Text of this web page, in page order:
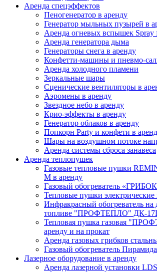
Аренда спецэффектов
Пеногенератор в аренду
Генератор мыльных пузырей в
Аренда огневых вспышек Spray
Аренда генератора дыма
Генераторы снега в аренду
Конфетти-машины и пневмо-
Аренда холодного пламени
Зеркальные шары
Сценические вентиляторы в
Аэромены в аренду
Звездное небо в аренду
Крио-эффекты в аренду
Генератор облаков в аренду
Попкорн Party и конфети в
Шары на воздушном потоке
Аренда cистемы сброса занавеса
Аренда теплопушек
Газовые тепловые пушки
M в аренду
Газовый обогреватель
Тепловые пушки электрические
Инфракрасный обогреватель на
топливе "ПРОФТЕПЛО" ДК-
Тепловая пушка газовая
аренду и на прокат
Аренда газовых грибков
Газовый обогреватель
Лазерное оборудование в аренду
Аренда лазерной установки